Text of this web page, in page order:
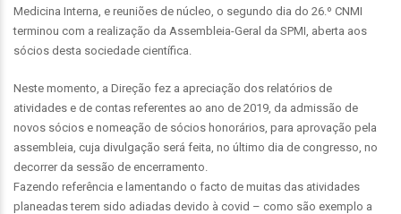
Medicina Interna, e reuniões de núcleo, o segundo dia do 26.º CNMI
terminou com a realização da Assembleia-Geral da SPMI, aberta aos
sócios desta sociedade científica.
Neste momento, a Direção fez a apreciação dos relatórios de
atividades e de contas referentes ao ano de 2019, da admissão de
novos sócios e nomeação de sócios honorários, para aprovação pela
assembleia, cuja divulgação será feita, no último dia de congresso, no
decorrer da sessão de encerramento.
Fazendo referência e lamentando o facto de muitas das atividades
planeadas terem sido adiadas devido à covid – como são exemplo a